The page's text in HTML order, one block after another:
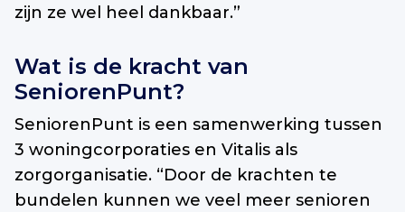
zijn ze wel heel dankbaar.”
Wat is de kracht van
SeniorenPunt?
SeniorenPunt is een samenwerking tussen
3 woningcorporaties en Vitalis als
zorgorganisatie. “Door de krachten te
bundelen kunnen we veel meer senioren